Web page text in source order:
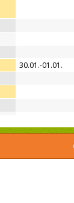
30.01.-01.01.